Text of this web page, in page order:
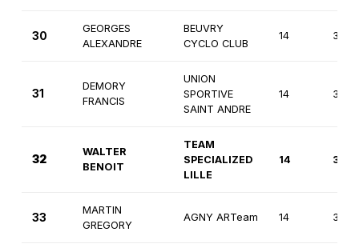
30
GEORGES
ALEXANDRE
BEUVRY
CYCLO CLUB
14
31
DEMORY
FRANCIS
UNION
SPORTIVE
SAINT ANDRE
14
32
WALTER
BENOIT
TEAM
SPECIALIZED
LILLE
14
33
MARTIN
GREGORY
AGNY ARTeam 14